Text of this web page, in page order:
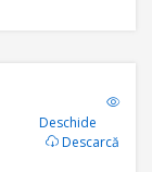
Deschide
Descarcă